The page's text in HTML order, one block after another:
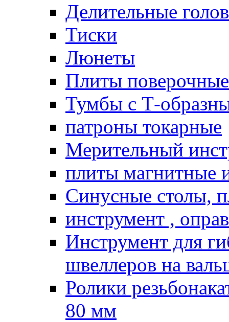
Делительные
Тиски
Люнеты
Плиты поверочные
Тумбы с Т-
патроны токарные
Мерительный
плиты магнитные
Синусные столы,
инструмент ,
Инструмент для
швеллеров на
Ролики
80 мм